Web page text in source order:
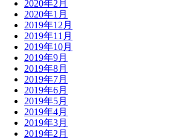
2020年2月
2020年1月
2019年12月
2019年11月
2019年10月
2019年9月
2019年8月
2019年7月
2019年6月
2019年5月
2019年4月
2019年3月
2019年2月